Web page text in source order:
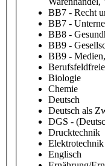
BB7 - Recht
BB7 -
BB8 -
BB9 -
BB9 -
Biologie
Chemie
Deutsch
Deutsch als
DGS -
Drucktechnik
Elektrotechnik
Englisch